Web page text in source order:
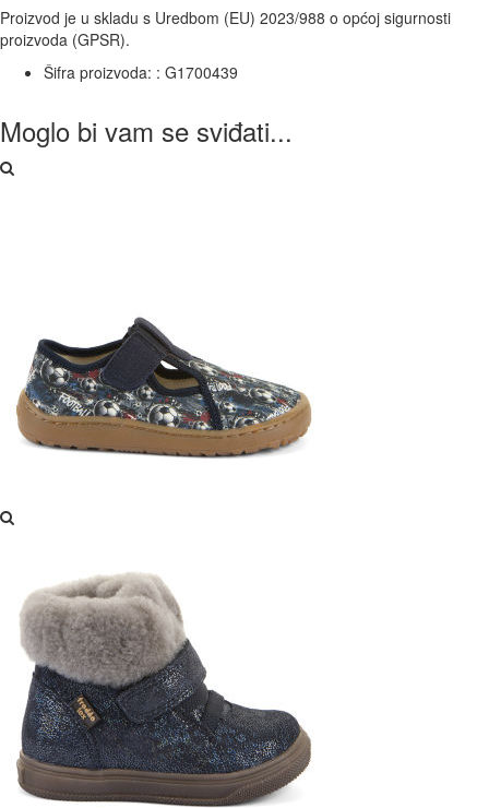
Proizvod je u skladu s Uredbom (EU) 2023/988 o općoj sigurnosti
proizvoda (GPSR).
Šifra proizvoda: : G1700439
Moglo bi vam se sviđati...